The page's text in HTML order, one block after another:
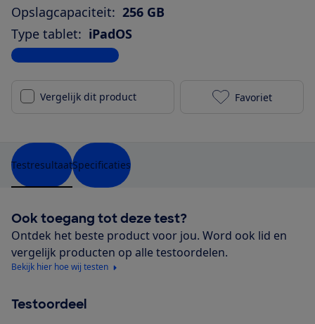
Opslagcapaciteit: 256 GB
Type tablet: iPadOS
Bekijk alle specificaties
Vergelijk dit product Apple iPad
Favoriet
TestresultaatSpecificaties
Ook toegang tot deze test?
Ontdek het beste product voor jou. Word ook lid en
vergelijk producten op alle testoordelen.
Bekijk hier hoe wij testen
Testoordeel